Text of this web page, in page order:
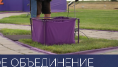
ОБЪЕДИНЕНИЕ